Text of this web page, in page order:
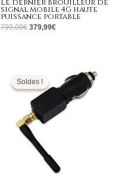
Le dernier brouilleur de
signal mobile 4G haute
puissance portable
799,00€ 379,99€
Soldes !
Soldes !
initial
était :
139,00€.
actuel
est :
69,99€.